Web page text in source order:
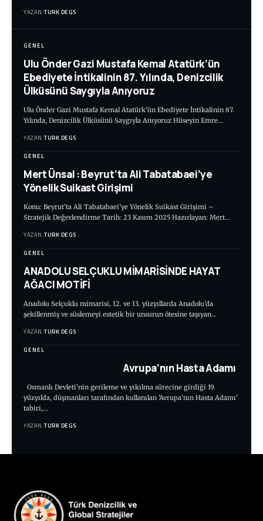
YAZAN:TURK DEGS
GENEL
Ulu Önder Gazi Mustafa Kemal Atatürk’ün
Ebediyete İntikalinin 87. Yılında, Denizcilik
Ülküsünü Saygıyla Anıyoruz
Ulu Önder Gazi Mustafa Kemal Atatürk’ün Ebediyete İntikalinin 87.
Yılında, Denizcilik Ülküsünü Saygıyla Anıyoruz Hüseyin Emre…
YAZAN:TURK DEGS
GENEL
Mert Ünsal : Beyrut’ta Ali Tabatabaei’ye
Yönelik Suikast Girişimi
Konu: Beyrut’ta Ali Tabatabaei’ye Yönelik Suikast Girişimi –
Stratejik Değerlendirme Tarih: 23 Kasım 2025 Hazırlayan: Mert…
YAZAN:TURK DEGS
GENEL
ANADOLU SELÇUKLU MİMARİSİNDE HAYAT
AĞACI MOTİFİ
Anadolu Selçuklu mimarisi, 12. ve 13. yüzyıllarda Anadolu’da
şekillenmiş ve süslemeyi estetik bir unsurun ötesine taşıyan…
YAZAN:TURK DEGS
GENEL
Avrupa’nın Hasta Adamı
Osmanlı Devleti’nin gerileme ve yıkılma sürecine girdiği 19.
yüzyılda, düşmanları tarafından kullanılan 'Avrupa’nın Hasta Adamı'
tabiri,…
YAZAN:TURK DEGS